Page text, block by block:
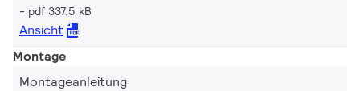
pdf 337.5 kB
Ansicht
Montage
Montageanleitung